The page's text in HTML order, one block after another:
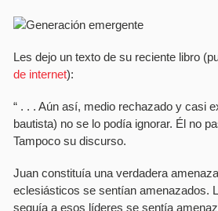
Les dejo un texto de su reciente libro
de internet):
“ . . . Aún así­, medio rechazado y casi
bautista) no se lo podí­a ignorar. Él no
Tampoco su discurso.
Juan constituí­a una verdadera
eclesiásticos se sentí­an amenazados.
seguí­a a esos lí­deres se sentí­a